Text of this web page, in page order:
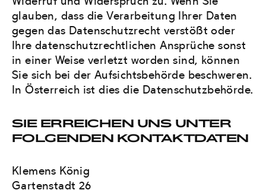
glauben, dass die Verarbeitung Ihrer Daten
gegen das Datenschutzrecht verstößt oder
Ihre datenschutzrechtlichen Ansprüche sonst
in einer Weise verletzt worden sind, können
Sie sich bei der Aufsichtsbehörde beschweren.
In Österreich ist dies die Datenschutzbehörde.
SIE ERREICHEN UNS UNTER
FOLGENDEN KONTAKTDATEN
Klemens König
Gartenstadt 26